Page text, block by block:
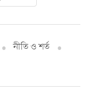
নীতি ও শর্ত